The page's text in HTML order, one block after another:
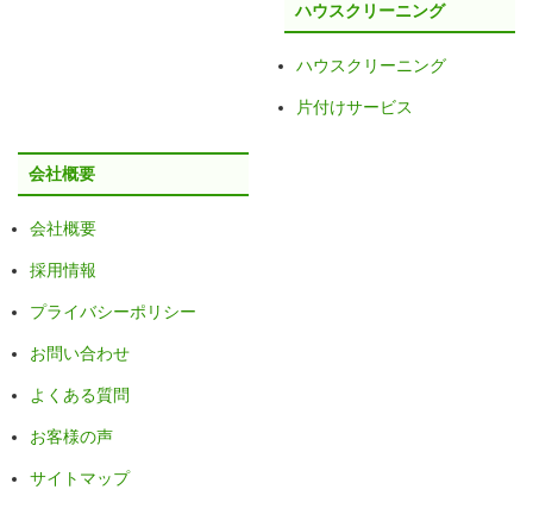
ハウスクリーニング
ハウスクリーニング
片付けサービス
会社概要
会社概要
採用情報
プライバシーポリシー
お問い合わせ
よくある質問
お客様の声
サイトマップ